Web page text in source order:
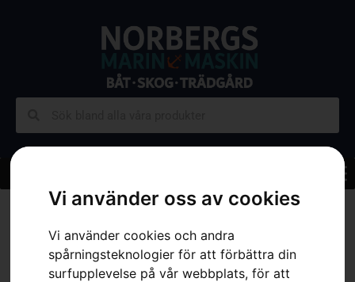
Vi använder oss av cookies
Vi använder cookies och andra
spårningsteknologier för att förbättra din
surfupplevelse på vår webbplats, för att
Sortiment »Skog»Motorsågar»Batteridrivna Stångsågar